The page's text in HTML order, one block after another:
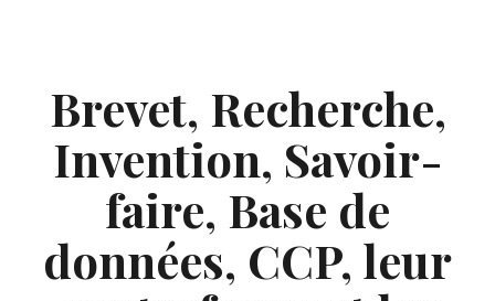
Brevet, Recherche,
Invention, Savoir-
faire, Base de
données, CCP, leur